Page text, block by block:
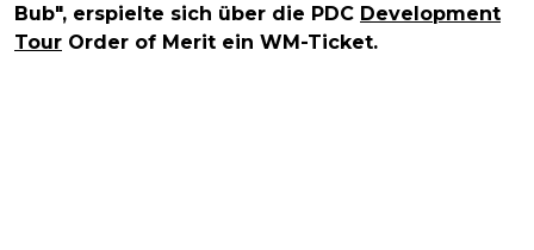
Bub", erspielte sich über die PDC Development
Tour Order of Merit ein WM-Ticket.